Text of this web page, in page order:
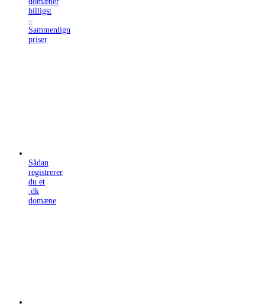
billigst
–
Sammenlign
priser
Sådan
registrerer
du et
.dk
domæne